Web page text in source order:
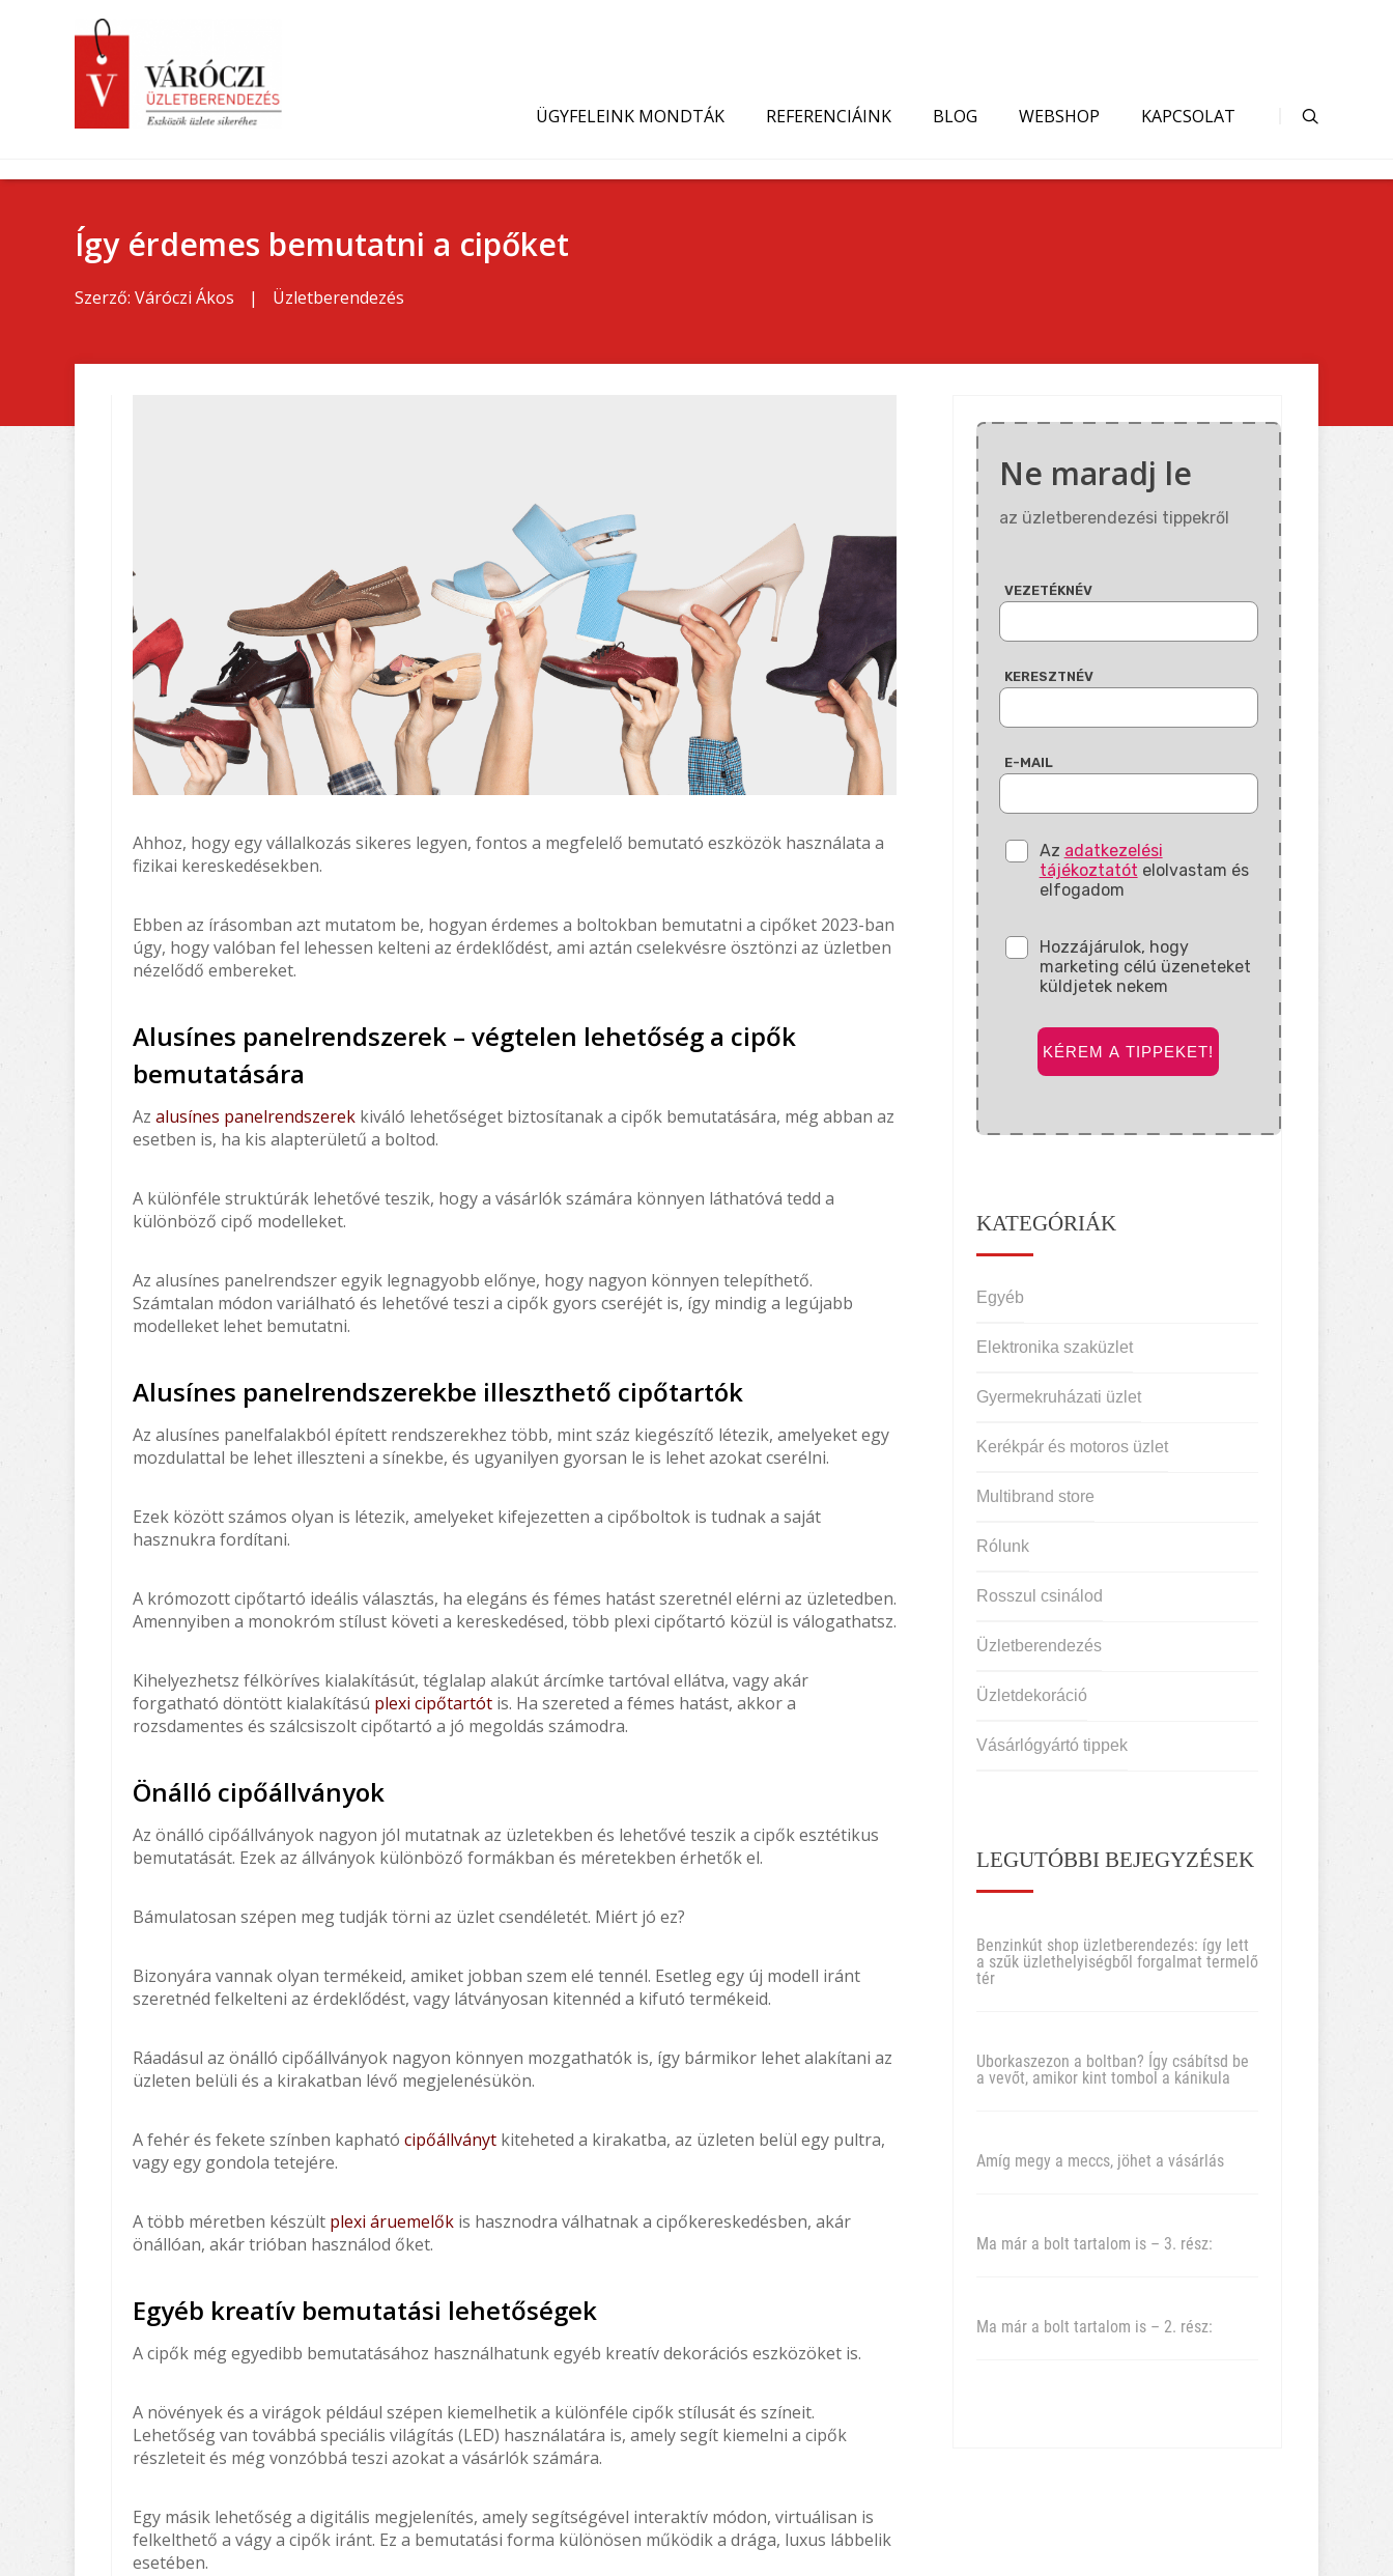
ÜGYFELEINK MONDTÁK REFERENCIÁINK BLOG WEBSHOP KAPCSOLAT
Így érdemes bemutatni a cipőket
Szerző: Váróczi Ákos | Üzletberendezés
Ahhoz, hogy egy vállalkozás sikeres legyen, fontos a megfelelő bemutató eszközök használata a
fizikai kereskedésekben.
Ebben az írásomban azt mutatom be, hogyan érdemes a boltokban bemutatni a cipőket 2023-ban
úgy, hogy valóban fel lehessen kelteni az érdeklődést, ami aztán cselekvésre ösztönzi az üzletben
nézelődő embereket.
Alusínes panelrendszerek – végtelen lehetőség a cipők
bemutatására
Az alusínes panelrendszerek kiváló lehetőséget biztosítanak a cipők bemutatására, még abban az
esetben is, ha kis alapterületű a boltod.
A különféle struktúrák lehetővé teszik, hogy a vásárlók számára könnyen láthatóvá tedd a
különböző cipő modelleket.
Az alusínes panelrendszer egyik legnagyobb előnye, hogy nagyon könnyen telepíthető.
Számtalan módon variálható és lehetővé teszi a cipők gyors cseréjét is, így mindig a legújabb
modelleket lehet bemutatni.
Alusínes panelrendszerekbe illeszthető cipőtartók
Az alusínes panelfalakból épített rendszerekhez több, mint száz kiegészítő létezik, amelyeket egy
mozdulattal be lehet illeszteni a sínekbe, és ugyanilyen gyorsan le is lehet azokat cserélni.
Ezek között számos olyan is létezik, amelyeket kifejezetten a cipőboltok is tudnak a saját
hasznukra fordítani.
A krómozott cipőtartó ideális választás, ha elegáns és fémes hatást szeretnél elérni az üzletedben.
Amennyiben a monokróm stílust követi a kereskedésed, több plexi cipőtartó közül is válogathatsz.
Kihelyezhetsz félköríves kialakításút, téglalap alakút árcímke tartóval ellátva, vagy akár
forgatható döntött kialakítású plexi cipőtartót is. Ha szereted a fémes hatást, akkor a
rozsdamentes és szálcsiszolt cipőtartó a jó megoldás számodra.
Önálló cipőállványok
Az önálló cipőállványok nagyon jól mutatnak az üzletekben és lehetővé teszik a cipők esztétikus
bemutatását. Ezek az állványok különböző formákban és méretekben érhetők el.
Bámulatosan szépen meg tudják törni az üzlet csendéletét. Miért jó ez?
Bizonyára vannak olyan termékeid, amiket jobban szem elé tennél. Esetleg egy új modell iránt
szeretnéd felkelteni az érdeklődést, vagy látványosan kitennéd a kifutó termékeid.
Ráadásul az önálló cipőállványok nagyon könnyen mozgathatók is, így bármikor lehet alakítani az
üzleten belüli és a kirakatban lévő megjelenésükön.
A fehér és fekete színben kapható cipőállványt kiteheted a kirakatba, az üzleten belül egy pultra,
vagy egy gondola tetejére.
A több méretben készült plexi áruemelők is hasznodra válhatnak a cipőkereskedésben, akár
önállóan, akár trióban használod őket.
Egyéb kreatív bemutatási lehetőségek
A cipők még egyedibb bemutatásához használhatunk egyéb kreatív dekorációs eszközöket is.
A növények és a virágok például szépen kiemelhetik a különféle cipők stílusát és színeit.
Lehetőség van továbbá speciális világítás (LED) használatára is, amely segít kiemelni a cipők
részleteit és még vonzóbbá teszi azokat a vásárlók számára.
Egy másik lehetőség a digitális megjelenítés, amely segítségével interaktív módon, virtuálisan is
felkelthető a vágy a cipők iránt. Ez a bemutatási forma különösen működik a drága, luxus lábbelik
esetében.
Ne maradj le
az üzletberendezési tippekről
VEZETÉKNÉV
KERESZTNÉV
E-MAIL
Az adatkezelési
tájékoztatót
elfogadom
Hozzájárulok, hogy
marketing célú üzeneteket
küldjetek nekem
KÉREM A TIPPEKET!
KATEGÓRIÁK
Egyéb
Elektronika szaküzlet
Gyermekruházati üzlet
Kerékpár és motoros üzlet
Multibrand store
Rólunk
Rosszul csinálod
Üzletberendezés
Üzletdekoráció
Vásárlógyártó tippek
LEGUTÓBBI BEJEGYZÉSEK
Benzinkút shop üzletberendezés: így lett
a szűk üzlethelyiségből forgalmat termelő
tér
Uborkaszezon a boltban? Így csábítsd be
a vevőt, amikor kint tombol a kánikula
Amíg megy a meccs, jöhet a vásárlás
Ma már a bolt tartalom is – 3. rész:
Ma már a bolt tartalom is – 2. rész: